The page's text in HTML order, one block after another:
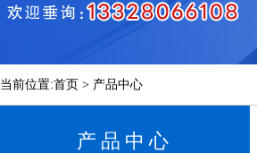
当前位置:首页 > 产品中心
产品中心